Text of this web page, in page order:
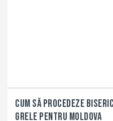
Cum să procedeze
grele pentru Moldova